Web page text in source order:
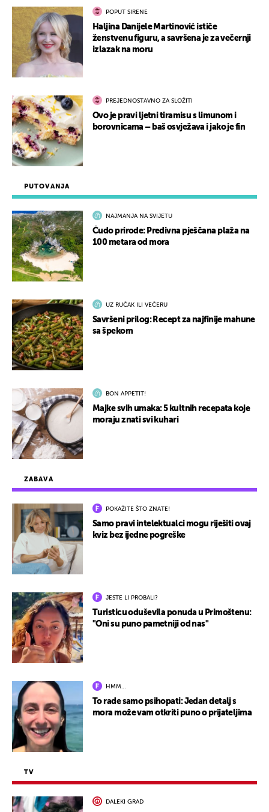
ZABAVA
POKAŽITE ŠTO ZNATE!
Samo pravi intelektualci mogu riješiti ovaj
kviz bez ijedne pogreške
JESTE LI PROBALI?
Turisticu oduševila ponuda u Primoštenu:
"Oni su puno pametniji od nas"
HMM…
To rade samo psihopati: Jedan detalj s
mora može vam otkriti puno o prijateljima
TV
DALEKI GRAD
PUTOVANJA
NAJMANJA NA SVIJETU
Čudo prirode: Predivna pješčana plaža na
100 metara od mora
UZ RUČAK ILI VEČERU
Savršeni prilog: Recept za najfinije mahune
sa špekom
BON APPETIT!
Majke svih umaka: 5 kultnih recepata koje
moraju znati svi kuhari
POPUT SIRENE
Haljina Danijele Martinović ističe
ženstvenu figuru, a savršena je za večernji
izlazak na moru
PREJEDNOSTAVNO ZA SLOŽITI
Ovo je pravi ljetni tiramisu s limunom i
borovnicama – baš osvježava i jako je fin